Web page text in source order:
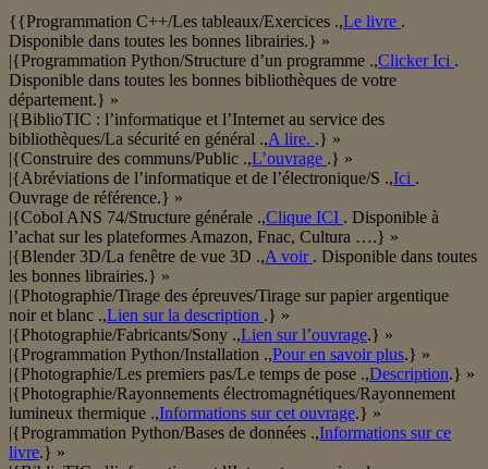
{{Programmation C++/Les tableaux/Exercices .,Le livre .
Disponible dans toutes les bonnes librairies.} »
|{Programmation Python/Structure d’un programme .,Clicker Ici .
Disponible dans toutes les bonnes bibliothèques de votre
département.} »
|{BiblioTIC : l’informatique et l’Internet au service des
bibliothèques/La sécurité en général .,A lire. .} »
|{Construire des communs/Public .,L’ouvrage .} »
|{Abréviations de l’informatique et de l’électronique/S .,Ici .
Ouvrage de référence.} »
|{Cobol ANS 74/Structure générale .,Clique ICI . Disponible à
l’achat sur les plateformes Amazon, Fnac, Cultura ….} »
|{Blender 3D/La fenêtre de vue 3D .,A voir . Disponible dans toutes
les bonnes librairies.} »
|{Photographie/Tirage des épreuves/Tirage sur papier argentique
noir et blanc .,Lien sur la description .} »
|{Photographie/Fabricants/Sony .,Lien sur l’ouvrage.} »
|{Programmation Python/Installation .,Pour en savoir plus.} »
|{Photographie/Les premiers pas/Le temps de pose .,Description.} »
|{Photographie/Rayonnements électromagnétiques/Rayonnement
lumineux thermique .,Informations sur cet ouvrage.} »
|{Programmation Python/Bases de données .,Informations sur ce
livre.} »